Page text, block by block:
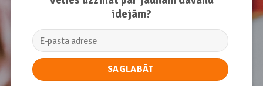
idejām?